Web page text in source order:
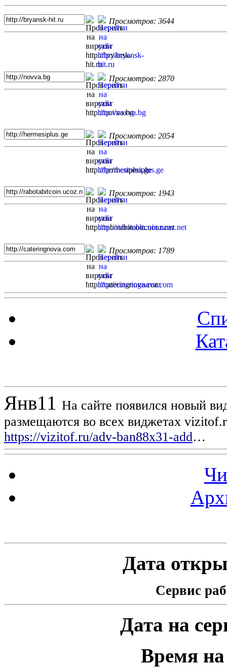
Просмотров: 3644
Просмотров: 2870
Просмотров: 2054
Просмотров: 1943
Просмотров: 1789
Янв11 На сайте появился новый
размещаются во всех виджетах
https://vizitof.ru/adv-ban88x31-add…
Дата
Сервис
Дата на
Время на